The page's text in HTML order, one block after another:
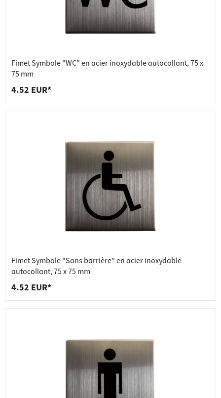
Fimet Symbole "WC" en acier inoxydable autocollant, 75 x
75 mm
4.52 EUR*
Fimet Symbole "Sans barrière" en acier inoxydable
autocollant, 75 x 75 mm
4.52 EUR*